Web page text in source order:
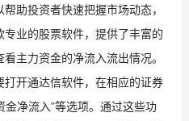
助投资者快速把握市场动态，
业的股票软件，提供了丰富的
主力资金的净流入流出情况。
开通达信软件，在相应的证券
金净流入”等选项。通过这些功